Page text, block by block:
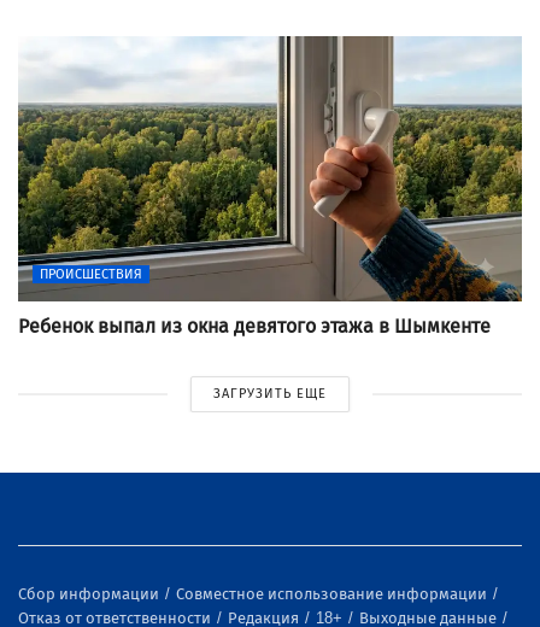
ПРОИСШЕСТВИЯ
Ребенок выпал из окна девятого этажа в Шымкенте
ЗАГРУЗИТЬ ЕЩЕ
Сбор информации
Совместное использование информации
Отказ от ответственности
Редакция 18+ Выходные данные